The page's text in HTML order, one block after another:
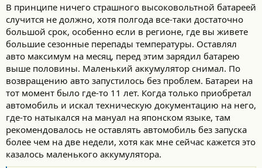
В принципе ничего страшного высоковольтной батареей
случится не должно, хотя полгода все-таки достаточно
большой срок, особенно если в регионе, где вы живете
большие сезонные перепады температуры. Оставлял
авто максимум на месяц, перед этим зарядил батарею
выше половины. Маленький аккумулятор снимал. По
возвращению авто запустилось без проблем. Батареи на
тот момент было где-то 11 лет. Когда только приобретал
автомобиль и искал техническую документацию на него,
где-то натыкался на мануал на японском языке, там
рекомендовалось не оставлять автомобиль без запуска
более чем на две недели, хотя как мне сейчас кажется это
казалось маленького аккумулятора.